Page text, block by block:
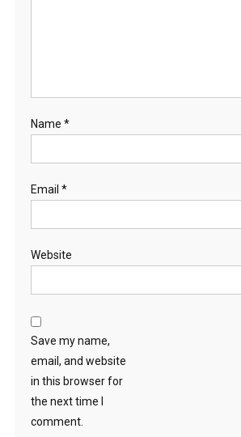
Name *
Email *
Website
Save my name,
email, and website
in this browser for
the next time I
comment.